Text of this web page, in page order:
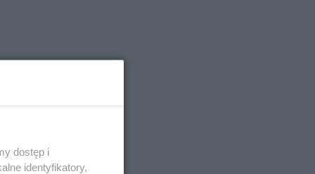
dostęp i
identyfikatory,